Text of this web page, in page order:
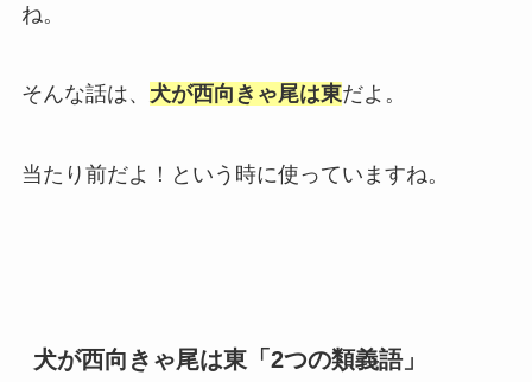
ね。
そんな話は、 犬が西向きゃ尾は東だよ。
当たり前だよ！という時に使っていますね。
犬が西向きゃ尾は東「2つの類義語」